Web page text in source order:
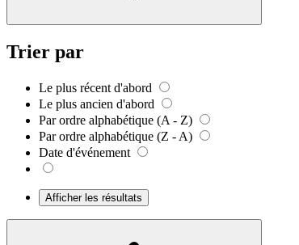
Trier par
Le plus récent d'abord
Le plus ancien d'abord
Par ordre alphabétique (A - Z)
Par ordre alphabétique (Z - A)
Date d'événement
Afficher les résultats